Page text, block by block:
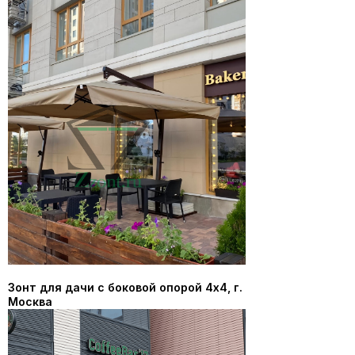
Зонт для дачи с боковой опорой 4х4, г.
Москва